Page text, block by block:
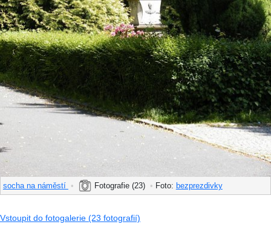
socha na náměstí • Fotografie (23) • Foto: bezprezdivky
Vstoupit do fotogalerie (23 fotografií)